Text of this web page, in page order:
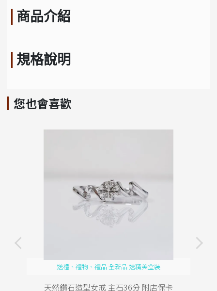
商品介紹
規格說明
您也會喜歡
送禮、禮物、禮品 全新品 送精美盒裝
天然鑽石造型女戒 主石36分 附店保卡